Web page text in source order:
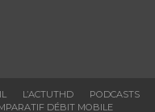
L’ACTUTHD PODCASTS
DÉBIT MOBILE